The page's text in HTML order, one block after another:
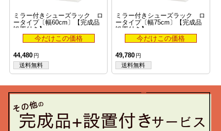
ミラー付きシューズラック ロ
ータイプ〔幅60cm〕【完成品
設置付き】
44,480
ミラー付きシューズラック ロ
ータイプ〔幅75cm〕【完成品
設置付き】
49,780